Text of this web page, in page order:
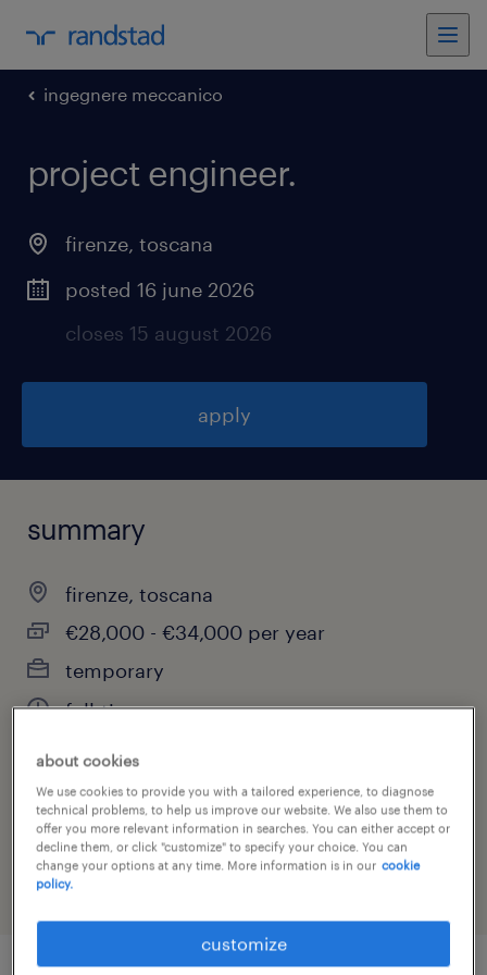
ingegnere meccanico
project engineer.
firenze, toscana
posted 16 june 2026
closes 15 august 2026
apply
summary
firenze, toscana
€28,000 - €34,000 per year
temporary
full-time
job category
engineering
about cookies
We use cookies to provide you with a tailored experience, to diagnose
technical problems, to help us improve our website. We also use them to
offer you more relevant information in searches. You can either accept or
decline them, or click "customize" to specify your choice. You can
change your options at any time. More information is in our cookie
policy.
customize